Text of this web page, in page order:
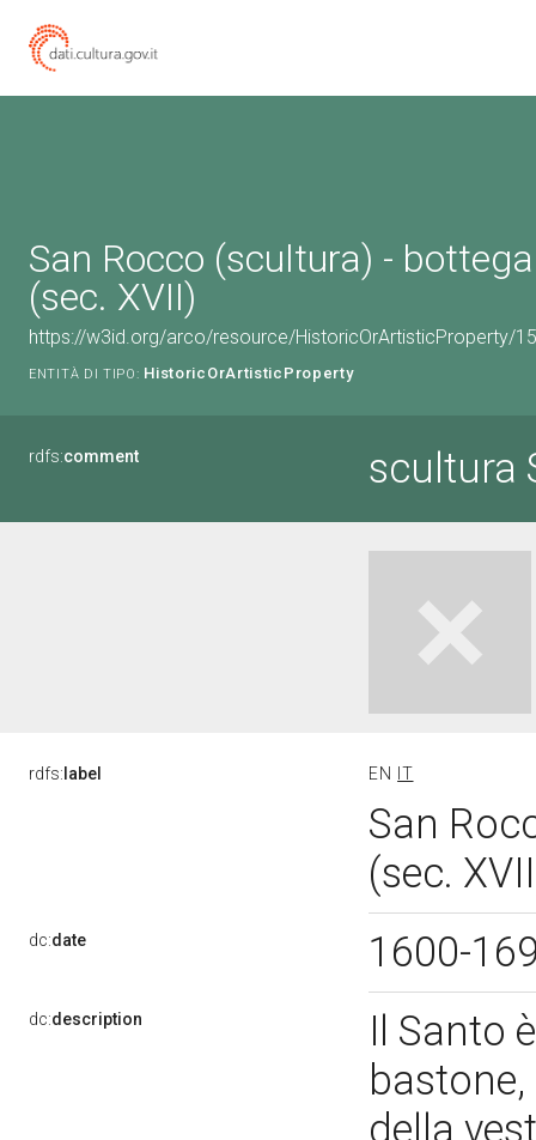
San Rocco (scultura) -
(sec. XVII)
https://w3id.org/arco/resource/HistoricOrArtisticProperty/
ENTITÀ DI TIPO: HistoricOrArtisticProperty
rdfs:comment scultura
rdfs: label EN IT
San
(sec.
dc:date 1600-
dc:description
Il Santo
della